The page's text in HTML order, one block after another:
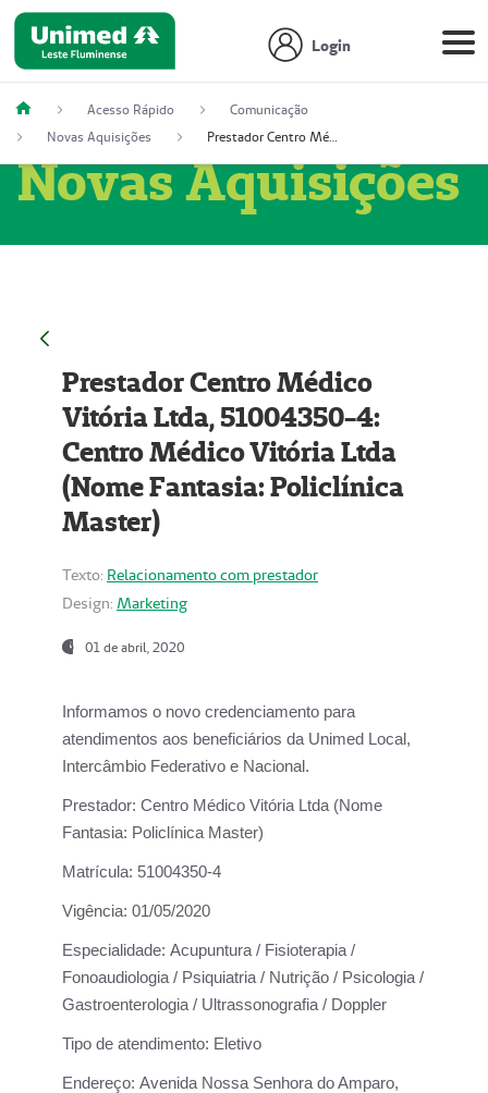
Login
Acesso Rápido
Comunicação
Novas Aquisições
Prestador Centro Médico Vitória Ltda, 51004350-4: Centro Médico Vitória Ltda (Nome Fantasia: Policlínica Master)
Novas Aquisições
Prestador Centro Médico
Vitória Ltda, 51004350-4:
Centro Médico Vitória Ltda
(Nome Fantasia: Policlínica
Master)
Texto: Relacionamento com prestador
Design: Marketing
01 de abril, 2020
Informamos o novo credenciamento para
atendimentos aos beneficiários da Unimed Local,
Intercâmbio Federativo e Nacional.
Prestador: Centro Médico Vitória Ltda (Nome
Fantasia: Policlínica Master)
Matrícula: 51004350-4
Vigência: 01/05/2020
Especialidade: Acupuntura / Fisioterapia /
Fonoaudiologia / Psiquiatria / Nutrição / Psicologia /
Gastroenterologia / Ultrassonografia / Doppler
Tipo de atendimento: Eletivo
Endereço: Avenida Nossa Senhora do Amparo,